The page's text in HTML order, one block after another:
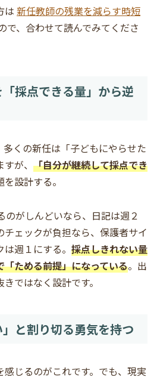
は 新任教師の残業を減らす時短
で、合わせて読んでみてくださ
採点できる量」から逆
多くの新任は「子どもにやらせた
が、 「自分が継続して採点でき
を設計する。
のがしんどいなら、日記は週２
ェックが負担なら、保護者サイ
週１にする。 採点しきれない量
ためる前提」になっている。出
ではなく設計です。
と割り切る勇気を持つ
じるのがこれです。でも、現実